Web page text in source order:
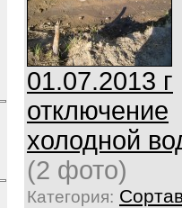
01.07.2013 г
отключение
холодной
(2 фото)
Категория: